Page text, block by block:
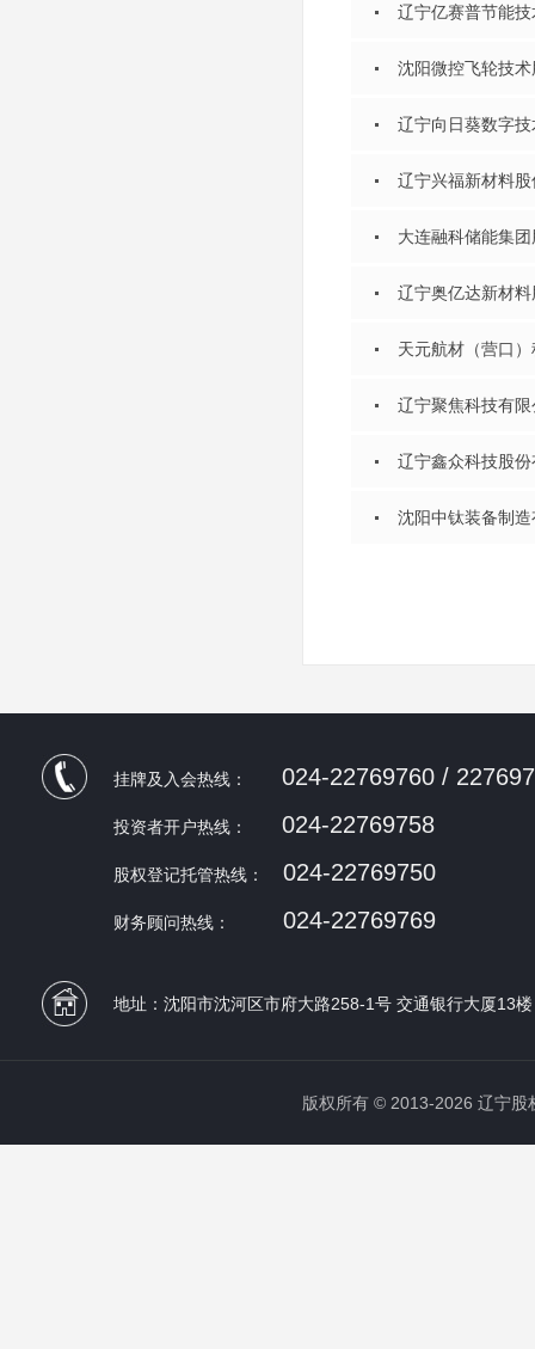
辽宁亿赛普节能
沈阳微控飞轮技
辽宁向日葵数字
辽宁兴福新材料
大连融科储能集
辽宁奥亿达新材
天元航材（营口
辽宁聚焦科技有限
辽宁鑫众科技股
沈阳中钛装备制
挂牌及入会热线： 024-22769760 /
投资者开户热线： 024-22769758
股权登记托管热线： 024-22769750
财务顾问热线： 024-22769769
地址：沈阳市沈河区市府大路258-1号 交通银行大厦13楼
版权所有 © 2013-2026 辽宁